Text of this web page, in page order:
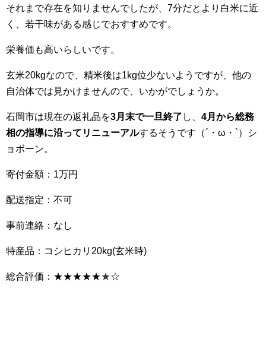
それまで存在を知りませんでしたが、7分だとより白米に近
く、若干味がある感じでおすすめです。
栄養価も高いらしいです。
玄米20kgなので、精米後は1kg位少ないようですが、他の
自治体では見かけませんので、いかがでしょうか。
石岡市は現在の返礼品を3月末で一旦終了 し、 4月から総務
相の指導に沿ってリニューアルするそうです（´・ω・`）シ
ョボーン。
寄付金額：1万円
配送指定：不可
事前連絡：なし
特産品：コシヒカリ20kg(玄米時)
総合評価：★★★★★★☆